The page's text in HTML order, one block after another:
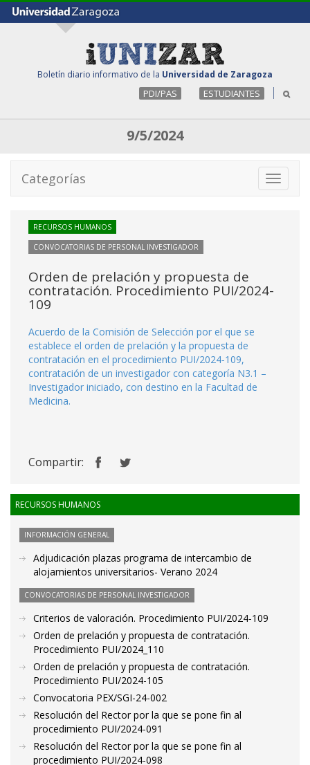
Boletín diario informativo de la Universidad de Zaragoza
PDI/PAS ESTUDIANTES
9/5/2024
Toggle
Categorías
RECURSOS HUMANOS
CONVOCATORIAS DE PERSONAL INVESTIGADOR
Orden de prelación y propuesta de
contratación. Procedimiento PUI/2024-
109
Acuerdo de la Comisión de Selección por el que se
establece el orden de prelación y la propuesta de
contratación en el procedimiento PUI/2024-109,
contratación de un investigador con categoría N3.1 –
Investigador iniciado, con destino en la Facultad de
Medicina.
Compartir:
RECURSOS HUMANOS
INFORMACIÓN GENERAL
Adjudicación plazas programa de intercambio de
alojamientos universitarios- Verano 2024
CONVOCATORIAS DE PERSONAL INVESTIGADOR
Criterios de valoración. Procedimiento PUI/2024-109
Orden de prelación y propuesta de contratación.
Procedimiento PUI/2024_110
Orden de prelación y propuesta de contratación.
Procedimiento PUI/2024-105
Convocatoria PEX/SGI-24-002
Resolución del Rector por la que se pone fin al
procedimiento PUI/2024-091
Resolución del Rector por la que se pone fin al
procedimiento PUI/2024-098